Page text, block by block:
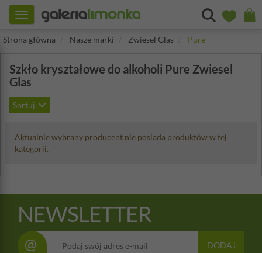
Toggle
navigation
Strona główna
Nasze marki Zwiesel Glas Pure
Szkło kryształowe do alkoholi Pure Zwiesel
Glas
Sortuj
Aktualnie wybrany producent nie posiada produktów w tej
kategorii.
NEWSLETTER
@ DODAJ